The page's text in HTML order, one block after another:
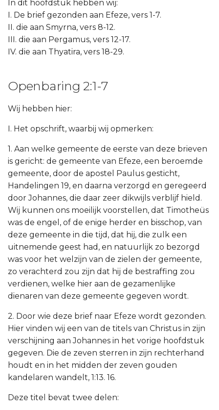
In dit hoofdstuk hebben wij:
I. De brief gezonden aan Efeze, vers 1-7.
II. die aan Smyrna, vers 8-12.
III. die aan Pergamus, vers 12-17.
IV. die aan Thyatira, vers 18-29.
Openbaring 2:1-7
Wij hebben hier:
I. Het opschrift, waarbij wij opmerken:
1. Aan welke gemeente de eerste van deze brieven
is gericht: de gemeente van Efeze, een beroemde
gemeente, door de apostel Paulus gesticht,
Handelingen 19, en daarna verzorgd en geregeerd
door Johannes, die daar zeer dikwijls verblijf hield.
Wij kunnen ons moeilijk voorstellen, dat Timotheüs
was de engel, of de enige herder en bisschop, van
deze gemeente in die tijd, dat hij, die zulk een
uitnemende geest had, en natuurlijk zo bezorgd
was voor het welzijn van de zielen der gemeente,
zo verachterd zou zijn dat hij de bestraffing zou
verdienen, welke hier aan de gezamenlijke
dienaren van deze gemeente gegeven wordt.
2. Door wie deze brief naar Efeze wordt gezonden.
Hier vinden wij een van de titels van Christus in zijn
verschijning aan Johannes in het vorige hoofdstuk
gegeven. Die de zeven sterren in zijn rechterhand
houdt en in het midden der zeven gouden
kandelaren wandelt, 1:13. 16.
Deze titel bevat twee delen: